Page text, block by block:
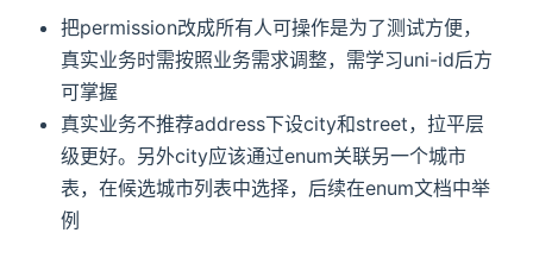
把permission改成所有人可操作是为了测试方便，
真实业务时需按照业务需求调整，需学习uni-id后方
可掌握
真实业务不推荐address下设city和street，拉平层
级更好。另外city应该通过enum关联另一个城市
表，在候选城市列表中选择，后续在enum文档中举
例